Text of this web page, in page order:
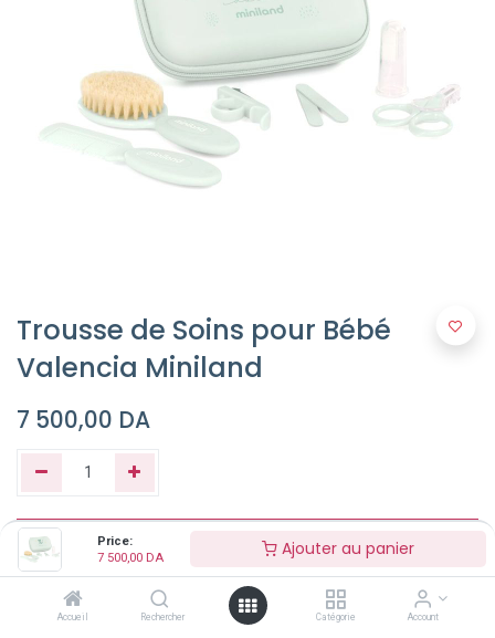
Price:
7 500,00 DA Ajouter au panier
Accueil Rechercher Catégorie Account
Trousse de Soins pour Bébé
Valencia Miniland
7 500,00 DA
Ajouter au panier
Buy Now